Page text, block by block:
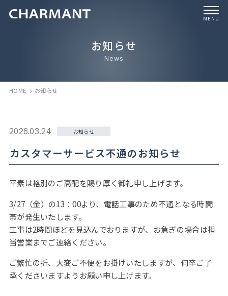
MENU
お知らせ
News
HOME お知らせ
2026.03.24 お知らせ
カスタマーサービス不通のお知らせ
平素は格別のご高配を賜り厚く御礼申し上げます。
3/27（金）の13：00より、電話工事のため不通となる時間
帯が発生いたします。
工事は2時間ほどを見込んでおりますが、お急ぎの場合は担
当営業までご連絡ください。
ご繁忙の折、大変ご不便をお掛けいたしますが、何卒ご了
承くださいますようお願い申し上げます。